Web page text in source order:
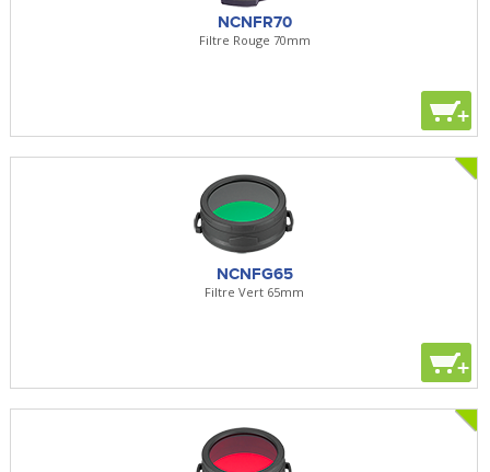
NCNFR70
Filtre Rouge 70mm
+
NCNFG65
Filtre Vert 65mm
+